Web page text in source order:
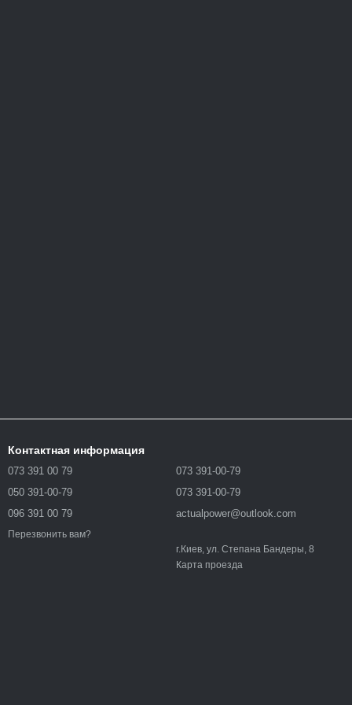
Контактная информация
073 391 00 79
050 391-00-79
096 391 00 79
Перезвонить вам?
073 391-00-79
073 391-00-79
actualpower@outlook.com
г.Киев, ул. Степана Бандеры, 8
Карта проезда